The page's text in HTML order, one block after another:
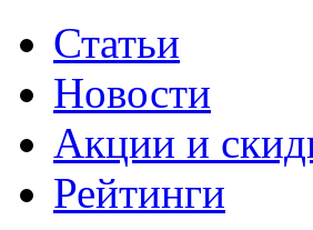
Статьи
Новости
Акции и
Рейтинги